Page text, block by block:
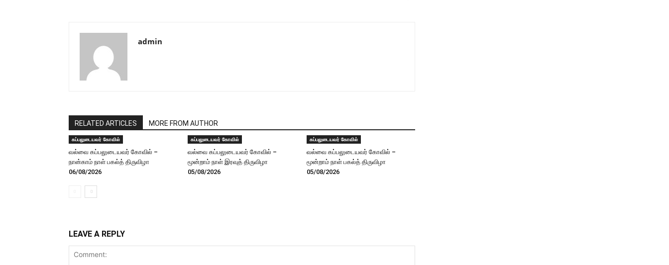
admin
RELATED ARTICLES MORE FROM AUTHOR
கப்பலுடையவர் கோவில்
வல்வை கப்பலுடையவர் கோவில் –
நான்காம் நாள் பகல்த் திருவிழா
06/08/2026
கப்பலுடையவர் கோவில்
வல்வை கப்பலுடையவர் கோவில் –
மூன்றாம் நாள் இரவுத் திருவிழா
05/08/2026
கப்பலுடையவர் கோவில்
வல்வை கப்பலுடையவர் கோவில் –
மூன்றாம் நாள் பகல்த் திருவிழா
05/08/2026
LEAVE A REPLY